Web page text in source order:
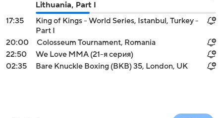
Lithuania, Part I
17:35
King of Kings - World Series, Istanbul, Turkey -
Part I
20:00
Colosseum Tournament, Romania
22:50
We Love MMA (21-я серия)
02:35
Bare Knuckle Boxing (BKB) 35, London, UK